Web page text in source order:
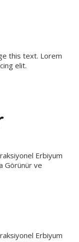
this text. Lorem
elit.
Erbiyum
Görünür ve
Erbiyum